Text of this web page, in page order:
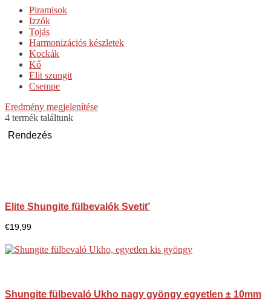
Piramisok
Izzók
Tojás
Harmonizációs készletek
Kockák
Kő
Elit szungit
Csempe
Eredmény megjelenítése
4 termék találtunk
Elite Shungite fülbevalók Svetit’
€19,99
Shungite fülbevaló Ukho nagy gyöngy egyetlen ± 10mm